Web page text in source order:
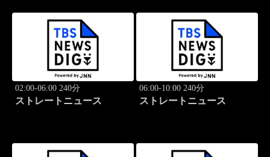
02:00-06:00 240分
ストレートニュース
06:00-10:00 240分
ストレートニュース